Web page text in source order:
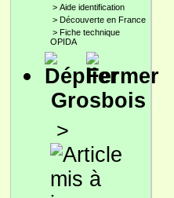
> Aide identification
> Découverte en France
> Fiche technique
OPIDA
Grosbois
>